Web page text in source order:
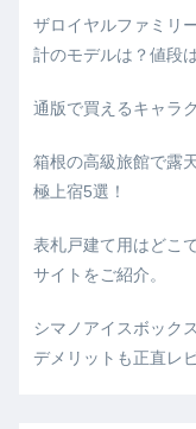
ザロイヤルファミリ
計のモデルは？値段
通版で買えるキャラ
箱根の高級旅館で露
極上宿5選！
表札戸建て用はどこ
サイトをご紹介。
シマノアイスボック
デメリットも正直レ